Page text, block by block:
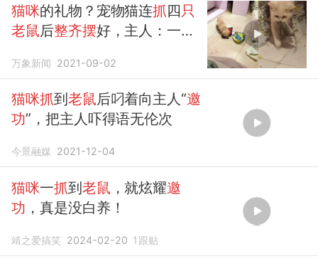
猫咪的礼物？宠物猫连抓四 只
老鼠后整齐摆好，主人：一口
万象新闻 2021-09-02
猫咪抓到老鼠后叼着向主人“邀
功”，把主人吓得语无伦次
今景融媒 2021-12-04
猫咪一抓到老鼠 ，就炫耀邀
功 ，真是没白养！
靖之爱搞笑 2024-02-20 1 跟贴